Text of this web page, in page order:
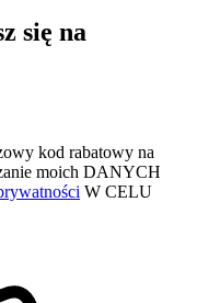
się na
kod rabatowy na
moich DANYCH
W CELU